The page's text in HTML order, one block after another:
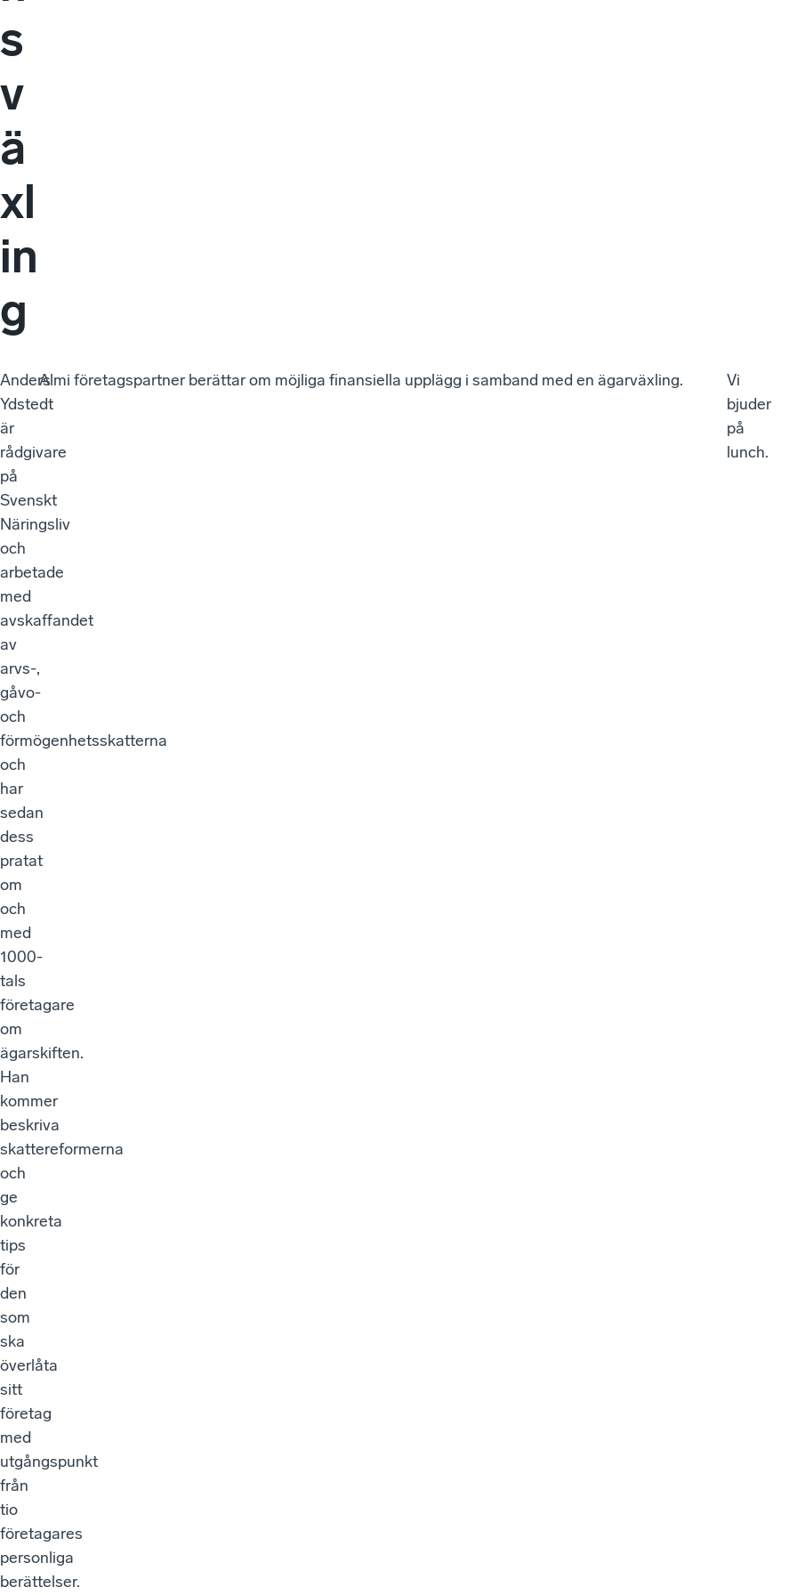
s
v
ä
xl
in
g
Anders
Ydstedt
är
rådgivare
på
Svenskt
Näringsliv
och
arbetade
med
avskaffandet
av
arvs-,
gåvo-
och
förmögenhetsskatterna
och
har
sedan
dess
pratat
om
och
med
1000-
tals
företagare
om
ägarskiften.
Han
kommer
beskriva
skattereformerna
och
ge
konkreta
tips
för
den
som
ska
överlåta
sitt
företag
med
utgångspunkt
från
tio
företagares
personliga
berättelser.
Almi företagspartner berättar om möjliga finansiella upplägg i samband med en ägarväxling.
Vi
bjuder
på
lunch.